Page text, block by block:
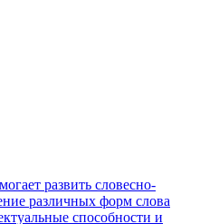
развить словесно-
различных форм слова
способности и